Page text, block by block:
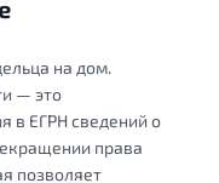
на дом.
— это
в ЕГРН сведений о
права
позволяет